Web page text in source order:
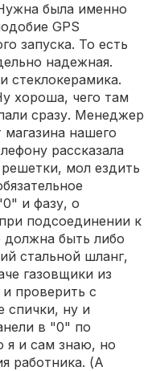
была именно
GPS
запуска. То есть
надежная.
стеклокерамика.
хороша, чего там
сразу. Менеджер
нашего
рассказала
мол ездить
и фазу, о
подсоединении к
должна быть либо
стальной шланг,
газовщики из
проверить с
ну и
в "0" по
я и сам знаю, но
работника. (А